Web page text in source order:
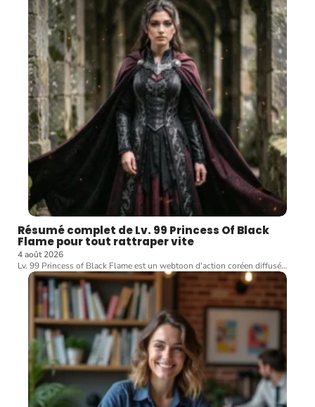
Résumé complet de Lv. 99 Princess Of Black
Flame pour tout rattraper vite
4 août 2026
Lv. 99 Princess of Black Flame est un webtoon d'action coréen diffusé…